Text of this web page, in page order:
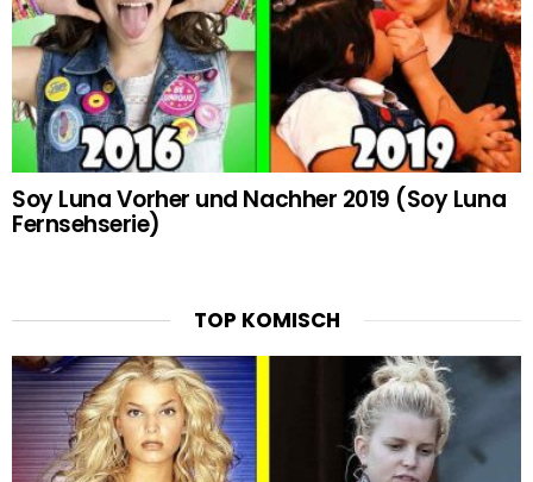
Soy Luna Vorher und Nachher 2019 (Soy Luna
Fernsehserie)
TOP KOMISCH